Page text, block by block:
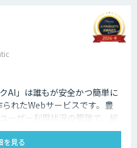
AI」は誰もが安全かつ簡単に
れたWebサービスです。豊
ーザー利用状況の管理で、組
を見る